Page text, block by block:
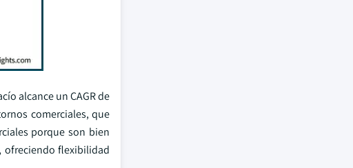
alcance un CAGR de
comerciales, que
porque son bien
ofreciendo flexibilidad